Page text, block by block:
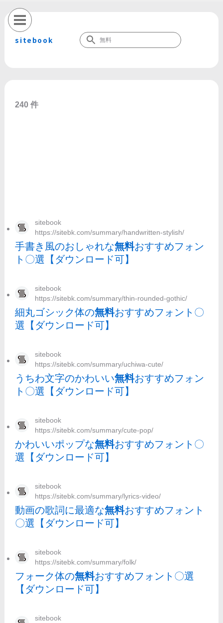
sitebook
240 件
sitebook
https://sitebk.com/summary/handwritten-stylish/
手書き風のおしゃれな無料おすすめフォン
ト〇選【ダウンロード可】
sitebook
https://sitebk.com/summary/thin-rounded-gothic/
細丸ゴシック体の無料おすすめフォント〇
選【ダウンロード可】
sitebook
https://sitebk.com/summary/uchiwa-cute/
うちわ文字のかわいい無料おすすめフォン
ト〇選【ダウンロード可】
sitebook
https://sitebk.com/summary/cute-pop/
かわいいポップな無料おすすめフォント〇
選【ダウンロード可】
sitebook
https://sitebk.com/summary/lyrics-video/
動画の歌詞に最適な無料おすすめフォント
〇選【ダウンロード可】
sitebook
https://sitebk.com/summary/folk/
フォーク体の無料おすすめフォント〇選
【ダウンロード可】
sitebook